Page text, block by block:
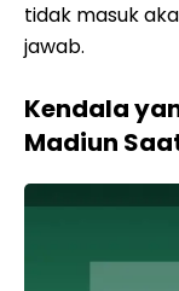
tidak masuk
jawab.
Kendala
Madiun